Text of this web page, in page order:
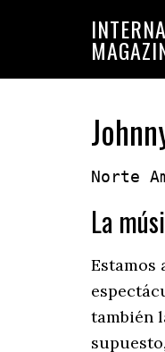
Norte
La
Estamos
también